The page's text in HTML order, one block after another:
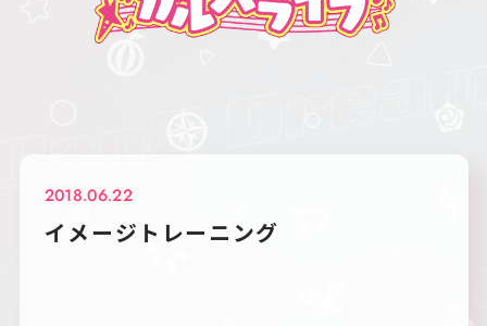
2018.06.22
イメージトレーニング